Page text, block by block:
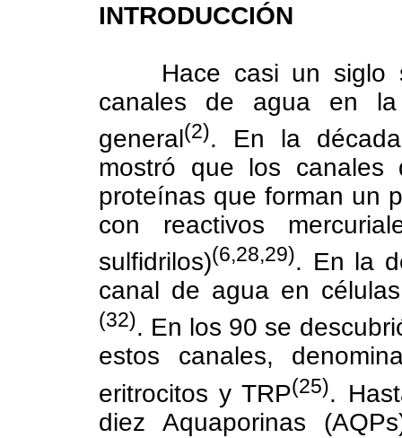
INTRODUCCIÓN
Hace casi un siglo
canales de agua en
general(2). En la
mostró que los
proteínas que forman un
con reactivos
sulfidrilos)(6,28,29). En la
canal de agua en
(32). En los 90 se
estos canales,
eritrocitos y TRP(25).
diez Aquaporinas